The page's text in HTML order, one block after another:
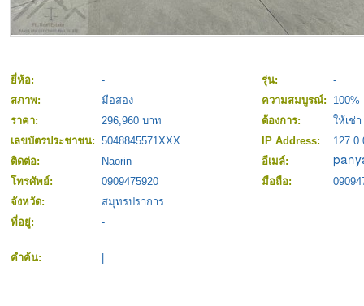
ยี่ห้อ: - รุ่น:
-
สภาพ:
มือสอง ความสมบูรณ์:
100%
ราคา:
296,960 บาท ต้องการ:
ให้เช่า
เลขบัตรประชาชน: 5048845571XXX IP Address:
ติดต่อ:
Naorin
อีเมล์:
โทรศัพย์:
0909475920 มือถือ:
จังหวัด:
สมุทรปราการ
ที่อยู่:
-
คำค้น: